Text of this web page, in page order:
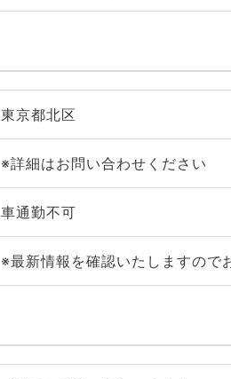
東京都北区
※詳細はお問い合わせください
車通勤不可
※最新情報を確認いたしますので